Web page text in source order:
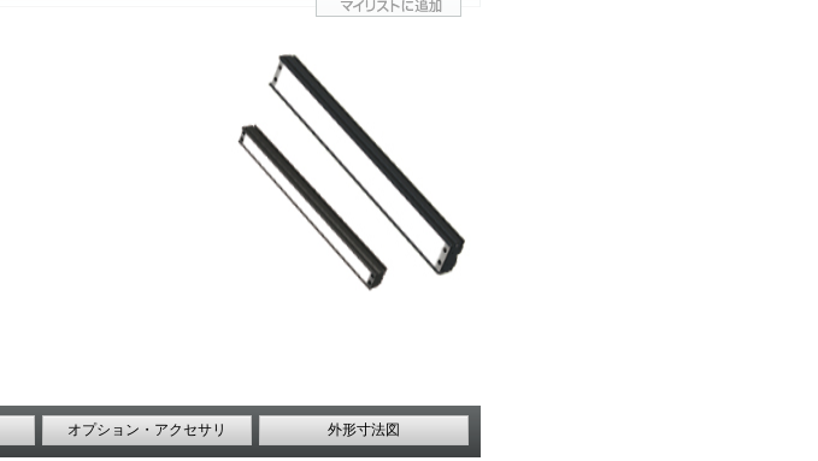
オプション・アクセサリ 外形寸法図